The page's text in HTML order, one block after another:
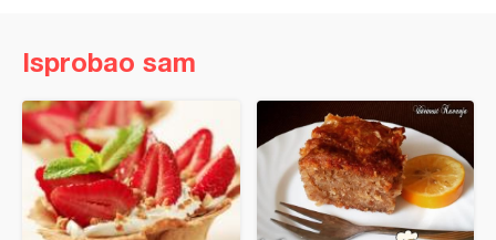
Isprobao sam